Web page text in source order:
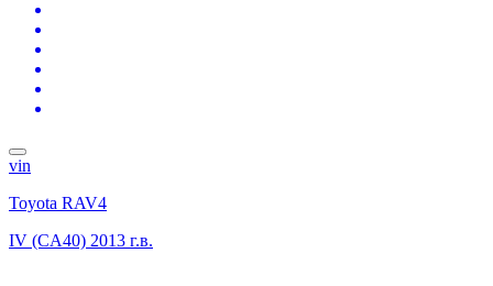
vin
Toyota RAV4
IV (CA40) 2013 г.в.